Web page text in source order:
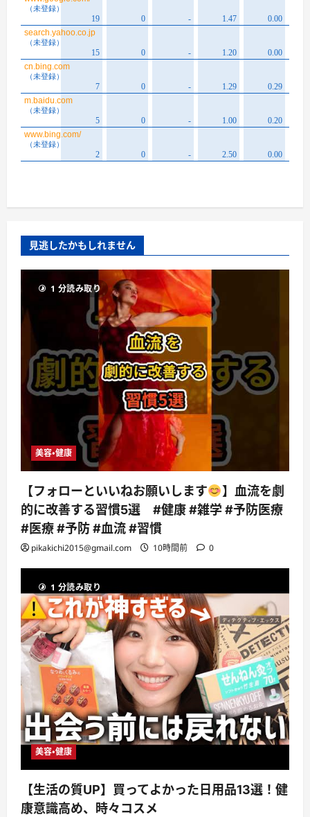
見逃したかもしれません
1 分読み取り
美容・健康
【フォローといいねお願いします
】血流を劇
的に改善する習慣5選 #健康 #雑学 #予防医療
#医療 #予防 #血流 #習慣
pikakichi2015@gmail.com 10時間前 0
1 分読み取り
美容・健康
【生活の質UP】買ってよかった日用品13選！健
康意識高め、時々コスメ